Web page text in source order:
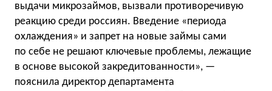
выдачи микрозаймов, вызвали противоречивую
реакцию среди россиян. Введение «периода
охлаждения» и запрет на новые займы сами
по себе не решают ключевые проблемы, лежащие
в основе высокой закредитованности», —
пояснила директор департамента